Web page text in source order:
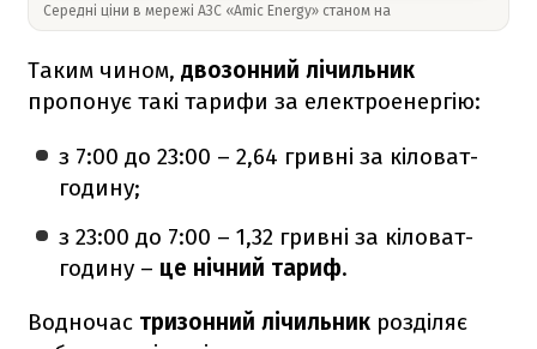
Середні ціни в мережі АЗС «Amic Energy» станом на
Таким чином, двозонний лічильник
пропонує такі тарифи за електроенергію:
з 7:00 до 23:00 – 2,64 гривні за кіловат-
годину;
з 23:00 до 7:00 – 1,32 гривні за кіловат-
годину – це нічний тариф.
Водночас тризонний лічильник розділяє